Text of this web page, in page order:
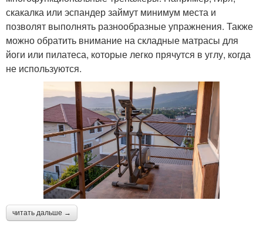
скакалка или эспандер займут минимум места и
позволят выполнять разнообразные упражнения. Также
можно обратить внимание на складные матрасы для
йоги или пилатеса, которые легко прячутся в углу, когда
не используются.
читать дальше →